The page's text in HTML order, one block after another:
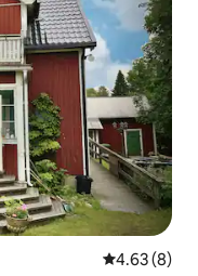
Calificación
4.63 (8)